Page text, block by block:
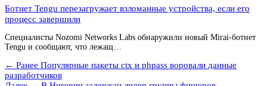
Ботнет Tengu перезагружает взломанные устройства, если его
процесс завершили
Специалисты Nozomi Networks Labs обнаружили новый Mirai-ботнет
Tengu и сообщают, что лежащ…
← Ранее Популярные пакеты ctx и phpass воровали данные
разработчиков